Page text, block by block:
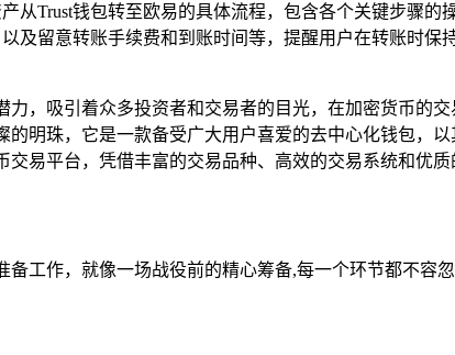
从Trust钱包转至欧易的具体流程，包含各个关键步骤的
及留意转账手续费和到账时间等，提醒用户在转账时保
，吸引着众多投资者和交易者的目光，在加密货币的
的明珠，它是一款备受广大用户喜爱的去中心化钱包，
易平台，凭借丰富的交易品种、高效的交易系统和优质
工作，就像一场战役前的精心筹备,每一个环节都不容忽